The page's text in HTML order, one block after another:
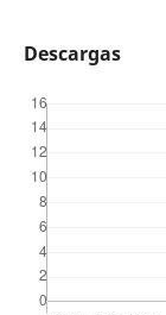
Descargas